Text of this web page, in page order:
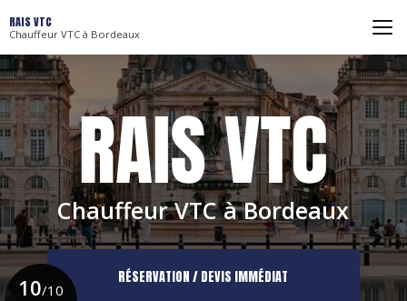
au
contenu
principal
RAIS VTC
Chauffeur VTC à Bordeaux
Chauffeur VTC à Bordeaux
RÉSERVATION / DEVIS IMMÉDIAT
10/10